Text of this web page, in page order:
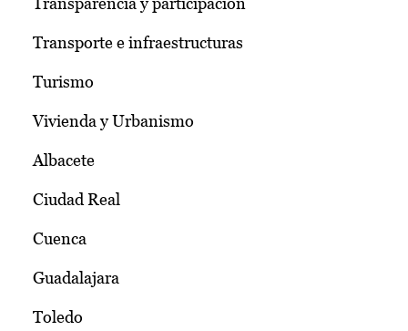
Transporte e infraestructuras
Turismo
Vivienda y Urbanismo
Albacete
Ciudad Real
Cuenca
Guadalajara
Toledo